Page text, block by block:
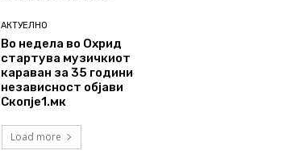
АКТУЕЛНО
Во недела во Охрид
стартува музичкиот
караван за 35 години
независност објави
Скопје1.мк
Load more